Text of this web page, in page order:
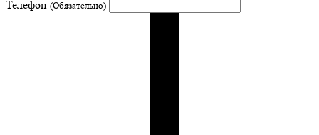
Телефон (Обязательно)